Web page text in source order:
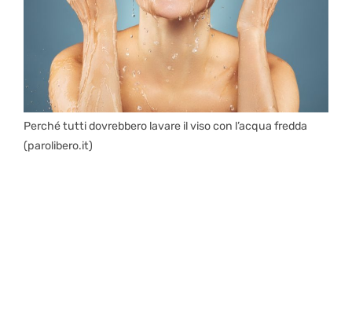
Perché tutti dovrebbero lavare il viso con l’acqua fredda
(parolibero.it)